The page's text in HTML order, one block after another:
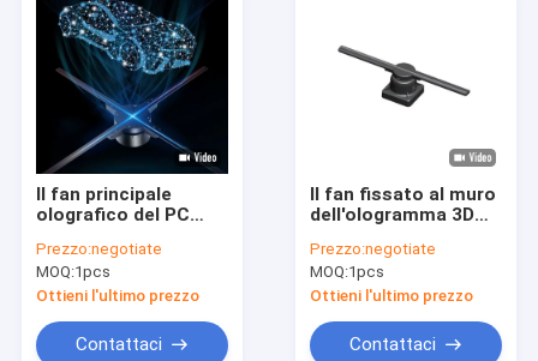
Il fan principale
olografico del PC
1024×638 Wifi senza
fili Bluetooth
Prezzo:negotiate
MOQ:1pcs
Ottieni l'ultimo prezzo
Contattaci
Il fan fissato al muro
dell'ologramma 3D
di 30cm con
controllo del App
Prezzo:negotiate
MOQ:1pcs
Ottieni l'ultimo prezzo
Contattaci